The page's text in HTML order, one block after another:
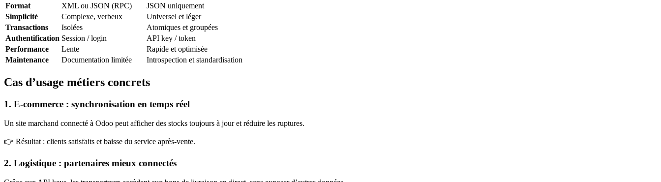
Format
XML ou JSON (RPC)
JSON uniquement
Simplicité
Complexe, verbeux
Universel et léger
Transactions
Isolées
Atomiques et groupées
Authentification Session / login
API key / token
Performance
Lente
Rapide et optimisée
Maintenance
Documentation limitée Introspection et standardisation
Cas d’usage métiers concrets
1. E-commerce : synchronisation en temps réel
Un site marchand connecté à Odoo peut afficher des stocks toujours à jour et réduire les ruptures.
👉 Résultat : clients satisfaits et baisse du service après-vente.
2. Logistique : partenaires mieux connectés